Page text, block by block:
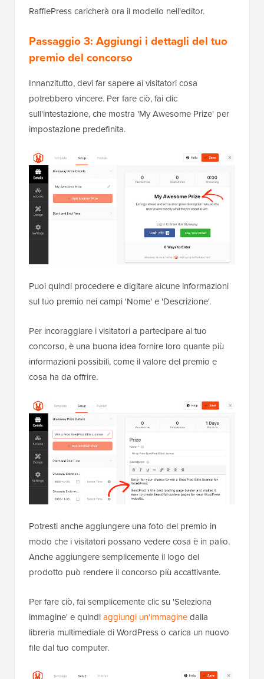
RafflePress caricherà ora il modello nell'editor.
Passaggio 3: Aggiungi i dettagli del tuo
premio del concorso
Innanzitutto, devi far sapere ai visitatori cosa
potrebbero vincere. Per fare ciò, fai clic
sull'intestazione, che mostra 'My Awesome Prize' per
impostazione predefinita.
Puoi quindi procedere e digitare alcune informazioni
sul tuo premio nei campi 'Nome' e 'Descrizione'.
Per incoraggiare i visitatori a partecipare al tuo
concorso, è una buona idea fornire loro quante più
informazioni possibili, come il valore del premio e
cosa ha da offrire.
Potresti anche aggiungere una foto del premio in
modo che i visitatori possano vedere cosa è in palio.
Anche aggiungere semplicemente il logo del
prodotto può rendere il concorso più accattivante.
Per fare ciò, fai semplicemente clic su 'Seleziona
immagine' e quindiaggiungi un'immaginedalla
libreria multimediale di WordPress o carica un nuovo
file dal tuo computer.